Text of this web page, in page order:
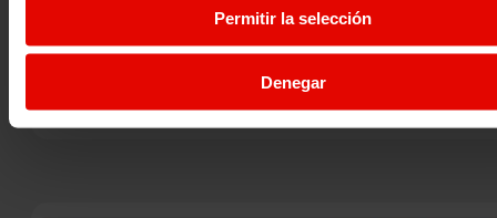
Permitir la selección
Denegar
En un mundo que necesita más colaboración que nunca,
reunirnos para reflexionar y construir juntas es un acto de